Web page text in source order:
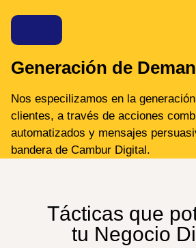
Generación de
Nos especilizamos en la
clientes, a través de acciones
automatizados y mensajes
bandera de Cambur Digital.
Tácticas que
tu Negocio